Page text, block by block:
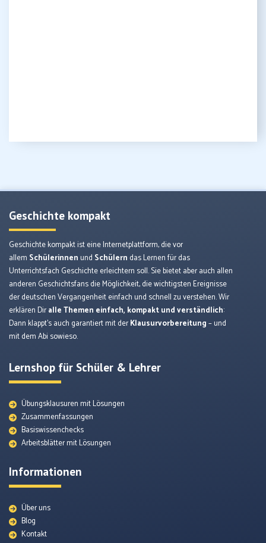
Geschichte kompakt
Geschichte kompakt ist eine Internetplattform, die vor
allem Schülerinnen und Schülern das Lernen für das
Unterrichtsfach Geschichte erleichtern soll. Sie bietet aber auch allen
anderen Geschichtsfans die Möglichkeit, die wichtigsten Ereignisse
der deutschen Vergangenheit einfach und schnell zu verstehen. Wir
erklären Diralle Themen einfach, kompakt und verständlich:
Dann klappt’s auch garantiert mit derKlausurvorbereitung– und
mit dem Abi sowieso.
Lernshop für Schüler & Lehrer
Übungsklausuren mit Lösungen
Zusammenfassungen
Basiswissenchecks
Arbeitsblätter mit Lösungen
Informationen
Über uns
Blog
Kontakt